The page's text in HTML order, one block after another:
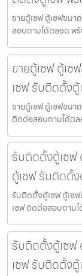
ขายตู้เซฟ ตู้เซฟขนา
สอบถามได้ตลอด พ
ขายตู้เซฟ ตู้เซ
เซฟ รับติดตั้ง
ขายตู้เซฟ ตู้เซฟขนา
ติดต่อสอบถามได้ตล
รับติดตั้งตู้เซฟ
ตู้เซฟ รับติดตั้
รับติดตั้งตู้เซฟ ตู้เซ
เซฟ ติดต่อสอบถาม
รับติดตั้งตู้เซฟ
เซฟ รับติดตั้ง